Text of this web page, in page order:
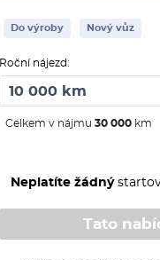
Do výroby Nový vůz
Roční nájezd:
Celkem v nájmu 30 000 km
Neplatíte žádný
Tato